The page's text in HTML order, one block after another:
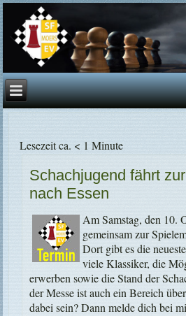
Lesezeit ca. < 1 Minute
Schachjugend fährt
nach Essen
Am Samstag, den 10.
gemeinsam zur
Dort gibt es die
viele Klassiker, die
erwerben sowie die Stand der
der Messe ist auch ein Bereich
dabei sein? Dann melde dich bei